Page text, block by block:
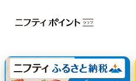
エポスカード【最短1週間程度付与】
【親権者さまの代理申込専用】三井